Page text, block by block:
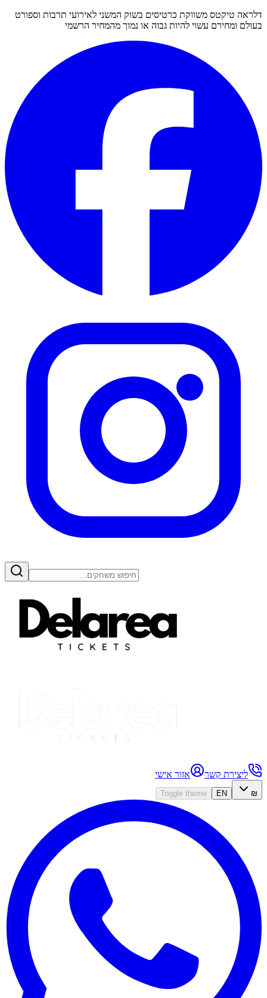
דלראה טיקטס משווקת כרטיסים בשוק המשני לאירועי תרבות וספורט
בעולם ומחירם עשוי להיות גבוה או נמוך מהמחיר הרשמי
ליצירת קשר אזור אישי
₪
EN
Toggle theme